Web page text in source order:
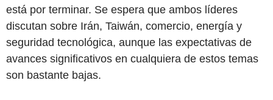
está por terminar. Se espera que ambos líderes
discutan sobre Irán, Taiwán, comercio, energía y
seguridad tecnológica, aunque las expectativas de
avances significativos en cualquiera de estos temas
son bastante bajas.